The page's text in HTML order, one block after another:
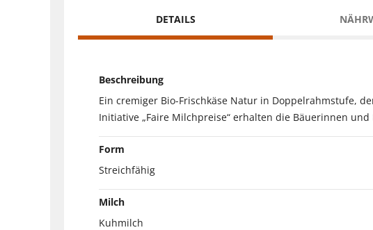
DETAILS
Beschreibung
Ein cremiger Bio-Frischkäse Natur in Doppelrahmstufe,
Initiative „Faire Milchpreise“ erhalten die Bäuerinnen
Form
Streichfähig
Milch
Kuhmilch